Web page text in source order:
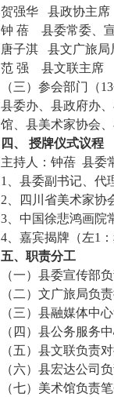
贺强华 县政协主席
钟 蓓 县委常委、
唐子淇 县文广旅局
范 强 县文联主席
（三）参会部门（13
县委办、县政府办
馆、县美术家协会
四、 授牌仪式议程
主持人：钟蓓 县委
1、县委副书记、代
2、四川省美术家协
3、中国徐悲鸿画院
4、嘉宾揭牌（左1
五、职责分工
（一）县委宣传部
（二）文广旅局负
（三）县融媒体中
（四）县公务服务
（五）县文联负责
（六）县宏达公司
（七）美术馆负责